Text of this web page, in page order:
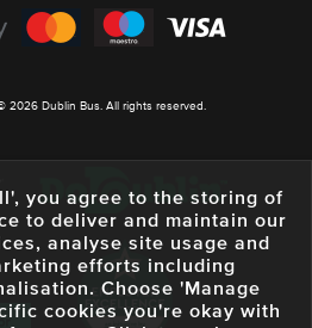
2026 Dublin Bus. All rights reserved.
you agree to the storing of
to deliver and maintain our
analyse site usage and
efforts including
Choose 'Manage
cookies you're okay with